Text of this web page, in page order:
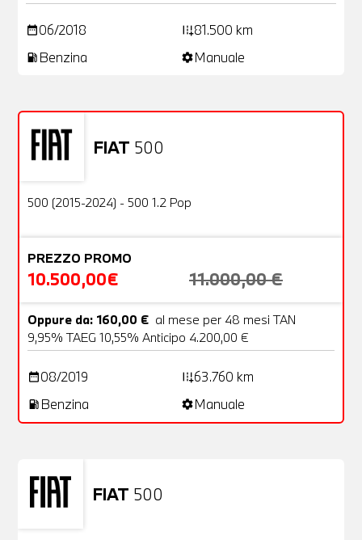
date_range06/2018 add_road81.500 km
local_gas_station Benzina settingsManuale
FIAT 500
OFFERTA
Usato
500 (2015-2024) - 500 1.2 Pop
PREZZO PROMO
10.500,00€ 11.000,00 €
Oppure da: 160,00 € al mese per 48 mesi TAN
9,95% TAEG 10,55% Anticipo 4.200,00 €
date_range08/2019 add_road63.760 km
local_gas_station Benzina settingsManuale
FIAT 500
Usato